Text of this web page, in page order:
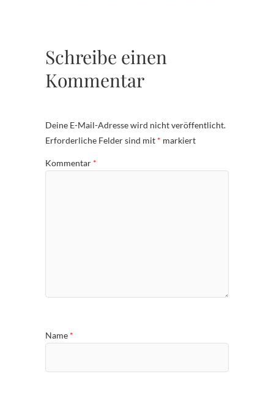
Schreibe einen
Kommentar
Deine E-Mail-Adresse wird nicht veröffentlicht.
Erforderliche Felder sind mit * markiert
Kommentar *
Name *